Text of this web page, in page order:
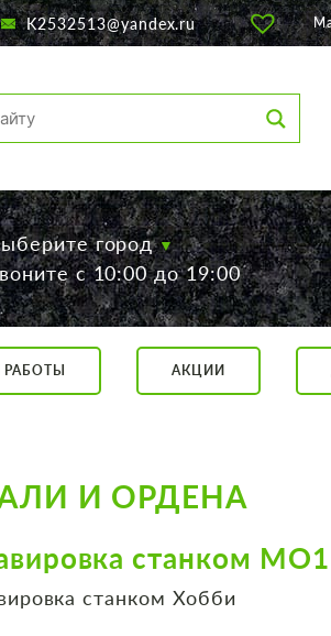
K2532513@yandex.ru
город
с 10:00 до 19:00
АКЦИИ
И ОРДЕНА
станком МО1
станком Хобби